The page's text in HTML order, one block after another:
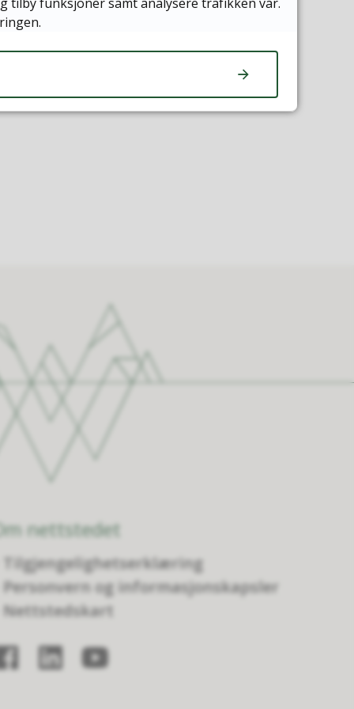
nettstedet
Tilgjengelighetserklæring
Personvern og informasjonskapsler
Nettstedskart